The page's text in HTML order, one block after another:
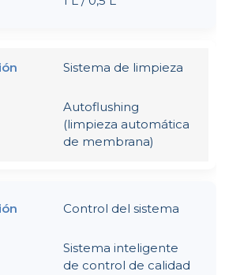
Sistema de limpieza
Autoflushing
(limpieza automática
de membrana)
Control del sistema
Sistema inteligente
de control de calidad